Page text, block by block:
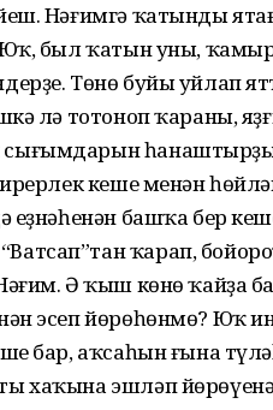
Нәғимгә ҡатынды
был ҡатын уны,
Төнө буйы уйлап
лә тотоноп ҡараны,
сығымдарын
кеше менән
еҙнәһенән башҡа бер
ҡарап,
Ә ҡыш көнө ҡайҙа
эсеп йөрөһөнмө? Юҡ
бар, аҡсаһын ғына
хаҡына эшләп йөрөүенә